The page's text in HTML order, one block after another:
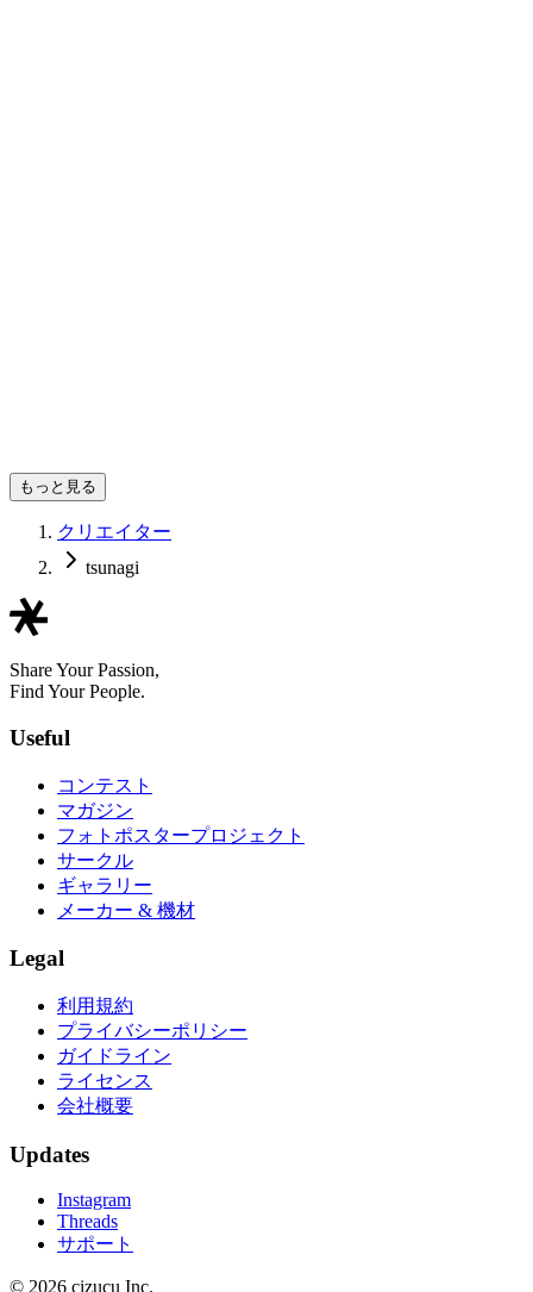
もっと見る
クリエイター
tsunagi
Share Your Passion,
Find Your People.
Useful
コンテスト
マガジン
フォトポスタープロジェクト
サークル
ギャラリー
メーカー & 機材
Legal
利用規約
プライバシーポリシー
ガイドライン
ライセンス
会社概要
Updates
Instagram
Threads
サポート
© 2026 cizucu Inc.